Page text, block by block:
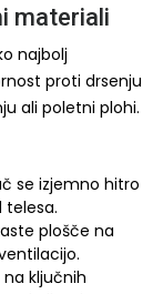
materiali
najbolj
proti drsenju
ali poletni plohi.
se izjemno hitro
telesa.
plošče na
na ključnih